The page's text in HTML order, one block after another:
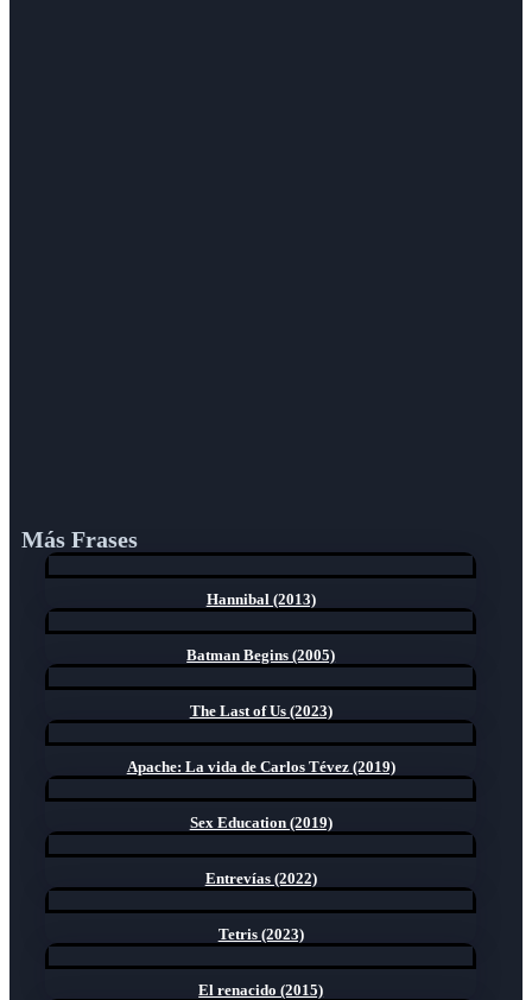
Más Frases
Hannibal (2013)
Batman Begins (2005)
The Last of Us (2023)
Apache: La vida de Carlos Tévez (2019)
Sex Education (2019)
Entrevías (2022)
Tetris (2023)
El renacido (2015)